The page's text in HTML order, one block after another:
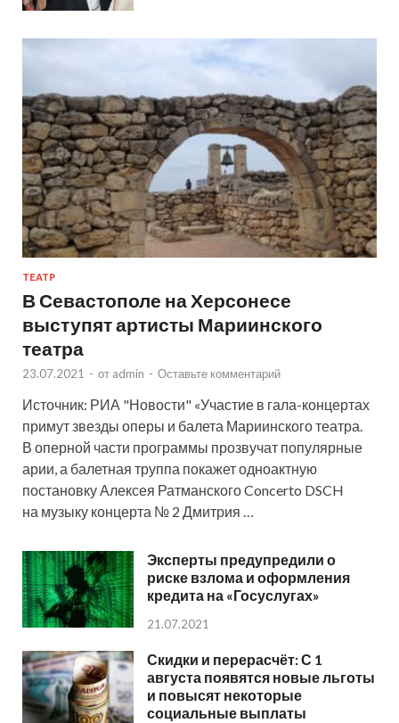
ТЕАТР
В Севастополе на Херсонесе
выступят артисты Мариинского
театра
23.07.2021 - от admin - Оставьте комментарий
Источник: РИА "Новости" «Участие в гала-концертах
примут звезды оперы и балета Мариинского театра.
В оперной части программы прозвучат популярные
арии, а балетная труппа покажет одноактную
постановку Алексея Ратманского Concerto DSCH
на музыку концерта № 2 Дмитрия …
Эксперты предупредили о
риске взлома и оформления
кредита на «Госуслугах»
21.07.2021
Скидки и перерасчёт: С 1
августа появятся новые льготы
и повысят некоторые
социальные выплаты